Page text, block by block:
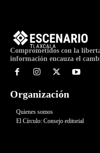
Comprometidos con la
información encauza el
Organización
Quienes somos
El Círculo: Consejo editorial